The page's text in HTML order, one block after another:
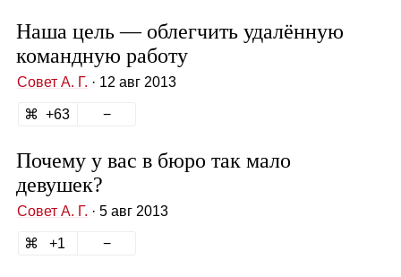
Наша цель — облегчить удалённую
командную работу
Совет А. Г. · 12 авг 2013
63
Почему у вас в бюро так мало
девушек?
Совет А. Г. · 5 авг 2013
1